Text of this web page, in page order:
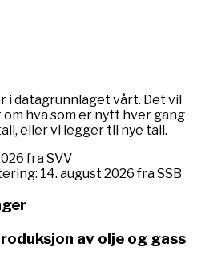
i datagrunnlaget vårt. Det vil
hva som er nytt hver gang
eller vi legger til nye tall.
fraSVV
14. august 2026 fraSSB
av olje og gass